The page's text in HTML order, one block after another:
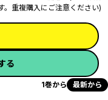
重複購入にご注意ください)
る
1巻から 最新から